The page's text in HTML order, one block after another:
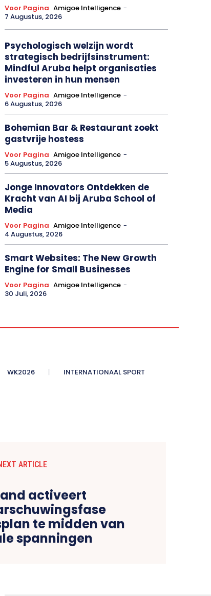
Voor Pagina Amigoe Intelligence -
7 Augustus, 2026
Psychologisch welzijn wordt
strategisch bedrijfsinstrument:
Mindful Aruba helpt organisaties
investeren in hun mensen
Voor Pagina Amigoe Intelligence -
6 Augustus, 2026
Bohemian Bar & Restaurant zoekt
gastvrije hostess
Voor Pagina Amigoe Intelligence -
5 Augustus, 2026
Jonge Innovators Ontdekken de
Kracht van AI bij Aruba School of
Media
Voor Pagina Amigoe Intelligence -
4 Augustus, 2026
Smart Websites: The New Growth
Engine for Small Businesses
Voor Pagina Amigoe Intelligence -
30 Juli, 2026
WK2026 INTERNATIONAAL SPORT
ARTICLE
activeert
te midden van
spanningen